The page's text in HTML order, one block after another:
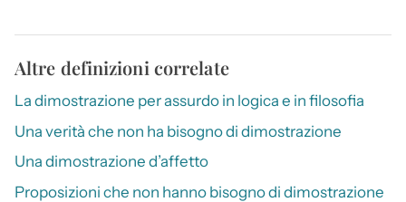
Altre definizioni correlate
La dimostrazione per assurdo in logica e in filosofia
Una verità che non ha bisogno di dimostrazione
Una dimostrazione d’affetto
Proposizioni che non hanno bisogno di dimostrazione